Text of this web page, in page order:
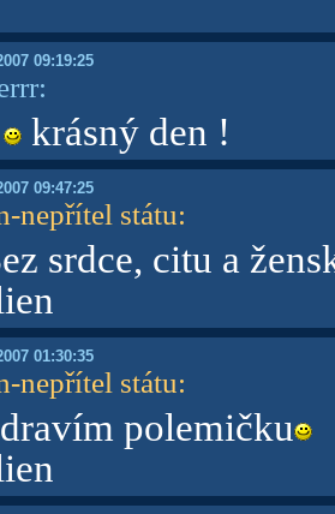
09:19:25
krásný den !
09:47:25
nepřítel státu:
srdce, citu a
01:30:35
nepřítel státu:
polemičku